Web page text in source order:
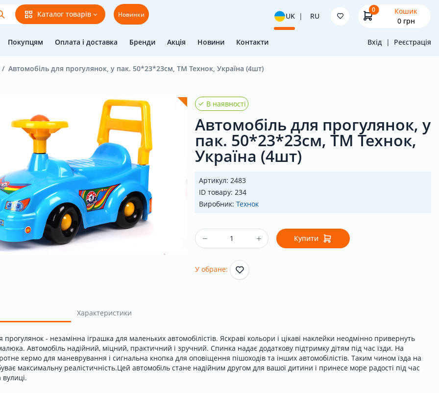
Каталог товарів Новинки UK | RU
0
Кошик
0грн
Покупцям Оплата і доставка Бренди Акція Новини Контакти Вхід | Реєстрація
Автомобіль для прогулянок, у пак. 50*23*23см, ТМ Технок, Україна (4шт)
В наявності
Автомобіль для прогулянок, у
пак. 50*23*23см, ТМ Технок,
Україна (4шт)
Артикул: 2483
ID товару: 234
Виробник: Технок
Купити
У обране:
Характеристики
прогулянок - незамінна іграшка для маленьких автомобілістів. Яскраві кольори і цікаві наклейки неодмінно привернуть
Автомобіль надійний, міцний, практичний і зручний. Спинка надає додаткову підтримку дітям під час їзди. На
кермо для маневрування і сигнальна кнопка для оповіщення пішоходів та інших автомобілістів. Таким чином їзда на
максимальну реалістичність.Цей автомобіль стане надійним другом для вашої дитини і принесе море радості під час
вулиці.